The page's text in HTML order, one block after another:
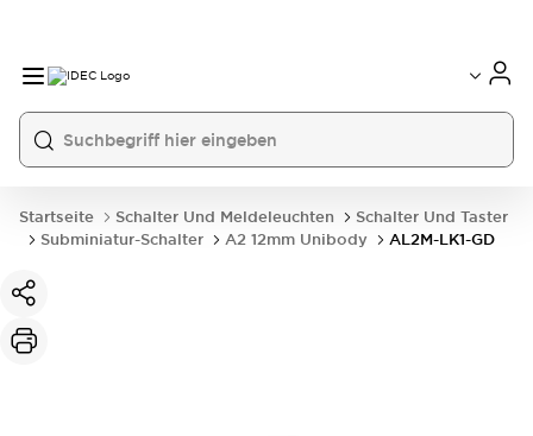
Startseite Schalter Und Meldeleuchten
Schalter Und Taster
Subminiatur-Schalter
A2 12mm Unibody AL2M-LK1-GD